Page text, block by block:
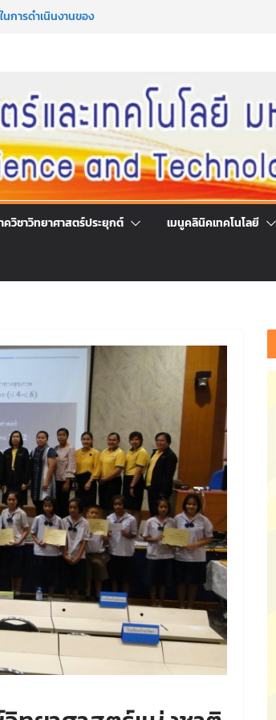
การดำเนินงานของ
ละ เลิกเหล้า”
ควิชาวิทยาศาสตร์ประยุกต์ เมนูคลินิคเทคโนโลยี